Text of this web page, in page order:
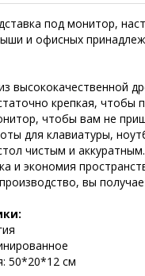
под монитор,
и офисных
высококачественной
крепкая, чтобы
чтобы вам не
для клавиатуры,
чистым и аккуратным.
и экономия
вы
50*20*12 см